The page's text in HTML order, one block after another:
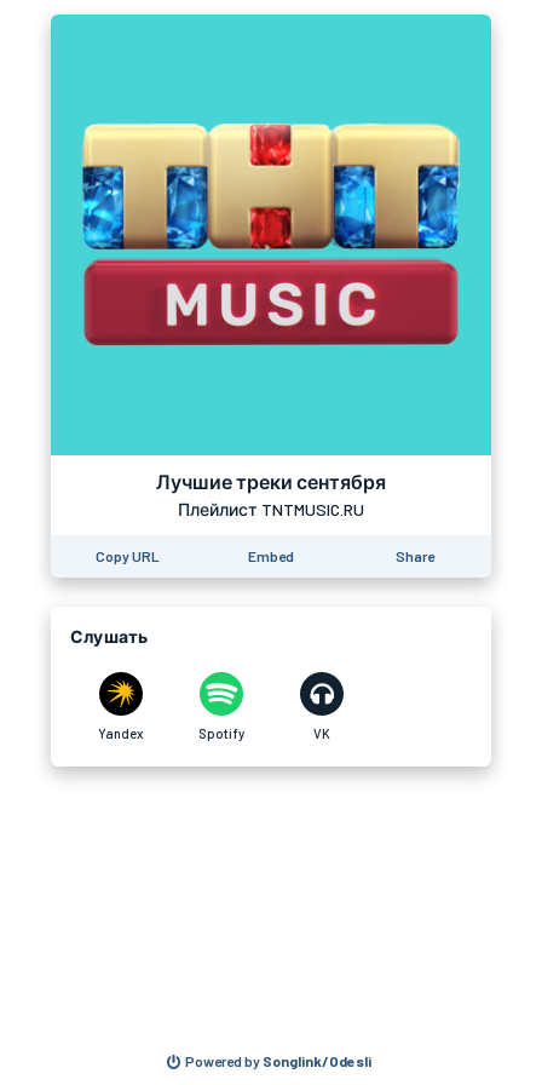
Лучшие треки сентября
Плейлист TNTMUSIC.RU
Copy URL Embed Share
Слушать
Yandex Spotify VK
Powered by Songlink/Odesli